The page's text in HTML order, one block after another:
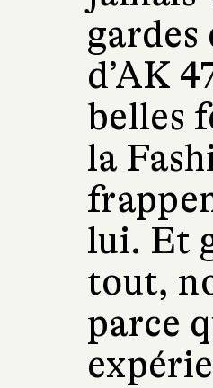
gardes
d’AK
belles
la
lui. Et
tout,
parce